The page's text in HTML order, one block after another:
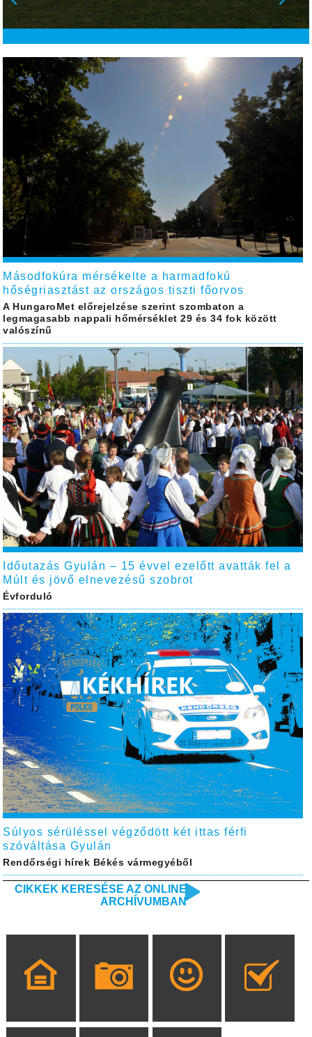
Másodfokúra mérsékelte a harmadfokú
hőségriasztást az országos tiszti főorvos
A HungaroMet előrejelzése szerint szombaton a
legmagasabb nappali hőmérséklet 29 és 34 fok között
valószínű
Időutazás Gyulán – 15 évvel ezelőtt avatták fel a
Múlt és jövő elnevezésű szobrot
Évforduló
Súlyos sérüléssel végződött két ittas férfi
szóváltása Gyulán
Rendőrségi hírek Békés vármegyéből
CIKKEK KERESÉSE AZ ONLINE
ARCHÍVUMBAN